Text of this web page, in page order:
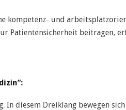
kompetenz- und
Patientensicherheit beitragen,
In diesem Dreiklang bewegen